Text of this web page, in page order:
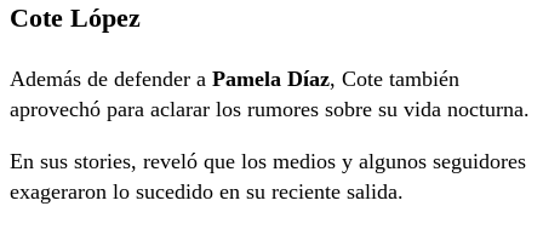
Cote López
Además de defender a Pamela Díaz, Cote también
aprovechó para aclarar los rumores sobre su vida nocturna.
En sus stories, reveló que los medios y algunos seguidores
exageraron lo sucedido en su reciente salida.